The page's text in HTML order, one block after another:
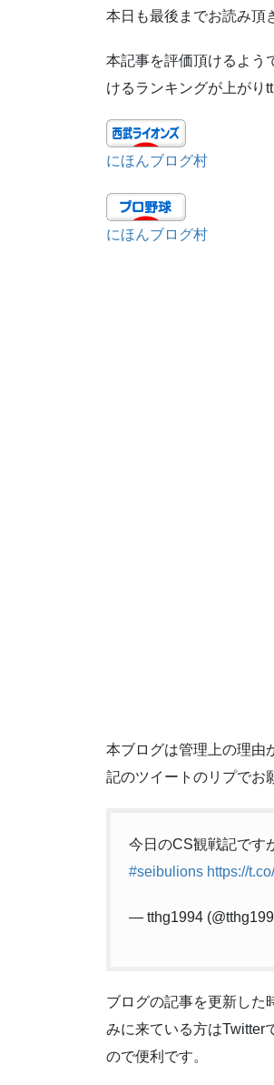
本日も最後までお読み頂
本記事を評価頂けるよう
けるランキングが上がり
にほんブログ村
にほんブログ村
本ブログは管理上の理由
記のツイートのリプでお
今日のCS観戦記です
#seibulions https://
— tthg1994
ブログの記事を更新した
みに来ている方はTwitter
ので便利です。